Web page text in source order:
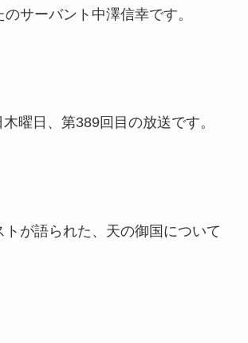
サーバント中澤信幸です。
曜日、第389回目の放送です。
トが語られた、天の御国について